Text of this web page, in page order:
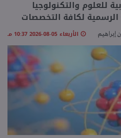
للعلوم والتكنولوجيا
إبراهيم الأربعاء 05-08-2026 10:37 مـ